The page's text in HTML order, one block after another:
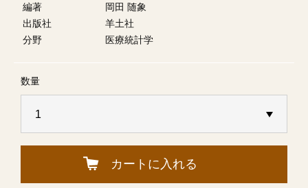
編著
岡田 随象
出版社
羊土社
分野
医療統計学
数量
カートに入れる